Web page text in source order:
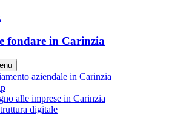
fondare in Carinzia
aziendale in Carinzia
alle imprese in Carinzia
digitale